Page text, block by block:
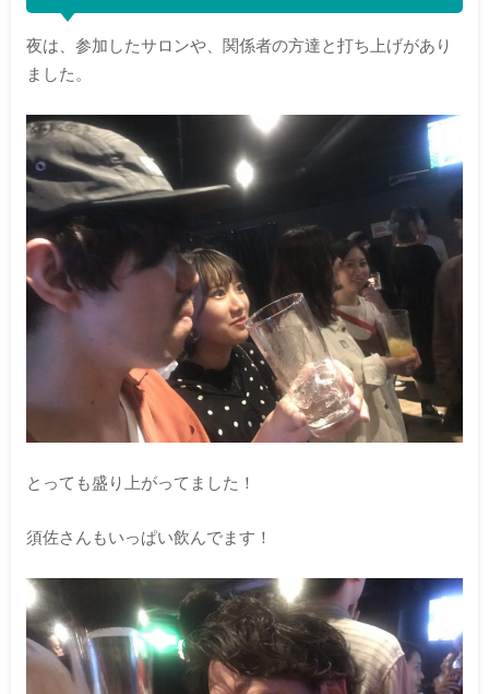
夜は、参加したサロンや、関係者の方達と打ち上げがあり
ました。
とっても盛り上がってました！
須佐さんもいっぱい飲んでます！